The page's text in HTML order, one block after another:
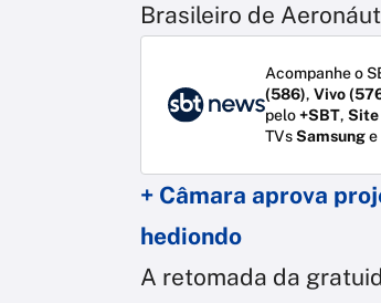
Brasileiro de
Acompanhe o
(586), Vivo
pelo+SBT, Site
TVsSamsunge
+ Câmara aprova
hediondo
A retomada da